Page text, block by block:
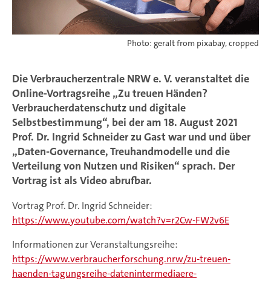
Photo: geralt from pixabay, cropped
Die Verbraucherzentrale NRW e. V. veranstaltet die
Online-Vortragsreihe „Zu treuen Händen?
Verbraucherdatenschutz und digitale
Selbstbestimmung“, bei der am 18. August 2021
Prof. Dr. Ingrid Schneider zu Gast war und und über
„Daten-Governance, Treuhandmodelle und die
Verteilung von Nutzen und Risiken“ sprach. Der
Vortrag ist als Video abrufbar.
Vortrag Prof. Dr. Ingrid Schneider:
https://www.youtube.com/watch?v=r2Cw-FW2v6E
Informationen zur Veranstaltungsreihe:
https://www.verbraucherforschung.nrw/zu-treuen-
haenden-tagungsreihe-datenintermediaere-